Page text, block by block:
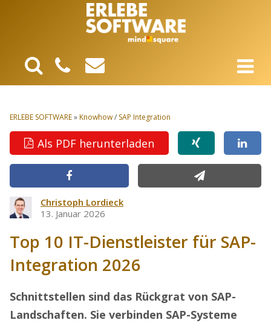
ERLEBE SOFTWARE»Knowhow/ SAP Integration
Als PDF herunterladen
Christoph Lordieck
13. Januar 2026
Top 10 IT-Dienstleister für SAP-
Integration 2026
Schnittstellen sind das Rückgrat von SAP-
Landschaften. Sie verbinden SAP-Systeme